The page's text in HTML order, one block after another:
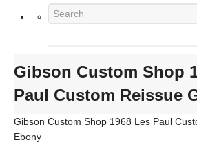
Gibson Custom Shop
Paul Custom Reissue
Gibson Custom Shop 1968 Les Paul
Ebony